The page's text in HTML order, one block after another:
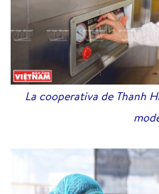
La cooperativa de Thanh